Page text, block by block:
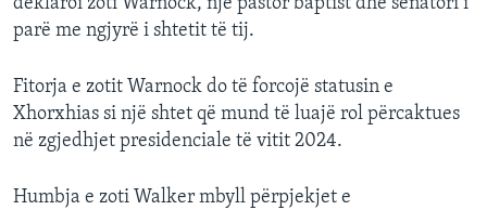
deklaroi zoti Warnock, një pastor baptist dhe senatori i
parë me ngjyrë i shtetit të tij.
Fitorja e zotit Warnock do të forcojë statusin e
Xhorxhias si një shtet që mund të luajë rol përcaktues
në zgjedhjet presidenciale të vitit 2024.
Humbja e zoti Walker mbyll përpjekjet e